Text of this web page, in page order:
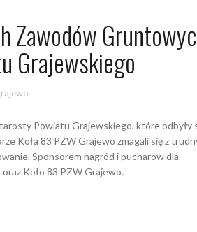
Zawodów
Grajewskiego
Powiatu Grajewskiego, które odbyły
Koła 83 PZW Grajewo zmagali się z
Sponsorem nagród i pucharów dla
Koło 83 PZW Grajewo.